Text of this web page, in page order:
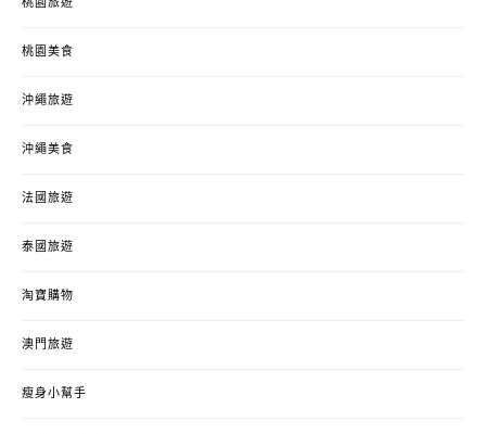
桃園旅遊
桃園美食
沖繩旅遊
沖繩美食
法國旅遊
泰國旅遊
淘寶購物
澳門旅遊
瘦身小幫手